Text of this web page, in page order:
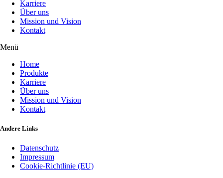
Karriere
Über uns
Mission und Vision
Kontakt
Menü
Home
Produkte
Karriere
Über uns
Mission und Vision
Kontakt
Andere Links
Datenschutz
Impressum
Cookie-Richtlinie (EU)